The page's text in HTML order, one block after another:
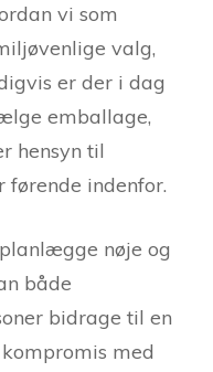
vi som
valg,
er der i dag
emballage,
hensyn til
førende indenfor.
nøje og
både
bidrage til en
med